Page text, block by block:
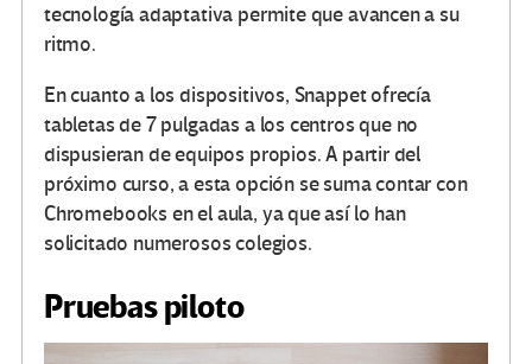
tecnología adaptativa permite que avancen a su
ritmo.
En cuanto a los dispositivos, Snappet ofrecía
tabletas de 7 pulgadas a los centros que no
dispusieran de equipos propios. A partir del
próximo curso, a esta opción se suma contar con
Chromebooks en el aula, ya que así lo han
solicitado numerosos colegios.
Pruebas piloto